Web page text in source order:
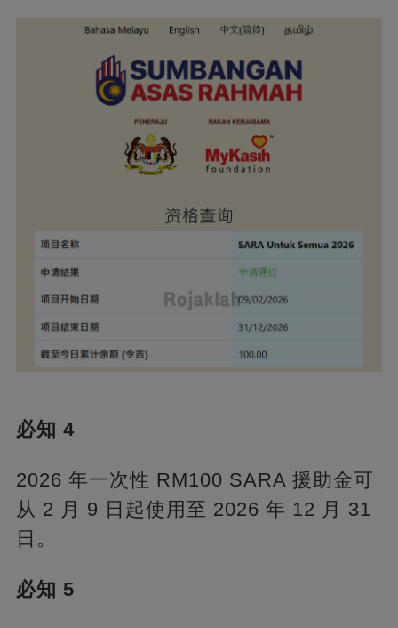
必知 4
2026 年一次性 RM100 SARA 援助金可
从 2 月 9 日起使用至 2026 年 12 月 31
日。
必知 5